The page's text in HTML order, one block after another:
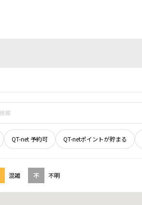
QT-net 予約可 QT-netポイントが貯まる
混雑 不 不明